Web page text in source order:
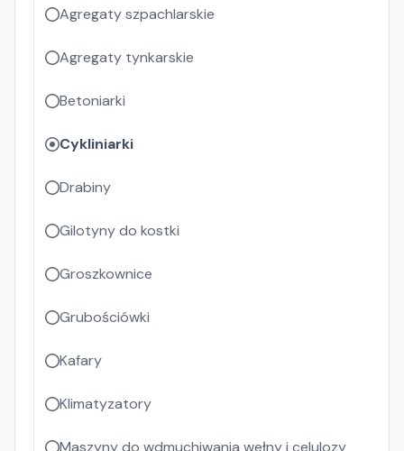
Agregaty szpachlarskie
Agregaty tynkarskie
Betoniarki
Cykliniarki
Drabiny
Gilotyny do kostki
Groszkownice
Grubościówki
Kafary
Klimatyzatory
Maszyny do wdmuchiwania wełny i celulozy